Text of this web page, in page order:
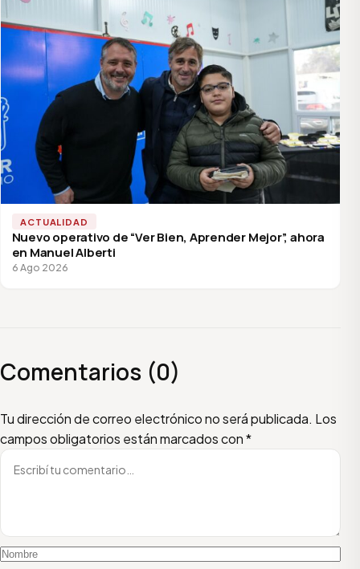
ACTUALIDAD
Nuevo operativo de “Ver Bien, Aprender Mejor”, ahora
en Manuel Alberti
6 Ago 2026
Comentarios (0)
Tu dirección de correo electrónico no será publicada. Los
campos obligatorios están marcados con*
Escribí tu comentario
Nombre
Email